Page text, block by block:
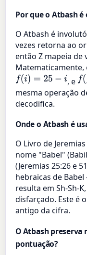
Por que o Atbash
O Atbash é
vezes retorna ao
então Z mapeia de
f(i)=25− i , e f(f
mesma operação
decodifica.
Onde o Atbash é
O Livro de
nome "Babel"
(Jeremias 25:26 e
hebraicas de
resulta em Sh-Sh-
disfarçado. Este é
antigo da cifra.
O Atbash preserva
pontuação?